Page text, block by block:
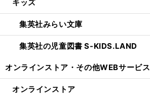
キッズ
集英社みらい文庫
集英社の児童図書 S-KIDS.LAND
オンラインストア・ その他WEBサービス
オンラインストア